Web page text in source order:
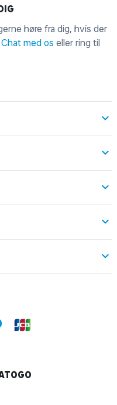
høre fra dig, hvis der
Chat med os eller ring til